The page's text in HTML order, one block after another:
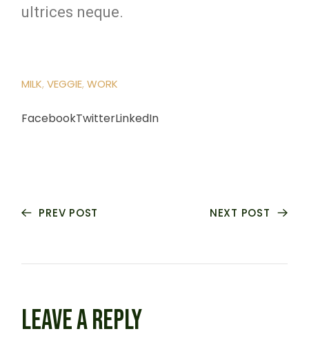
ultrices neque.
MILK VEGGIE WORK
FacebookTwitterLinkedIn
PREV POST NEXT POST
LEAVE A REPLY